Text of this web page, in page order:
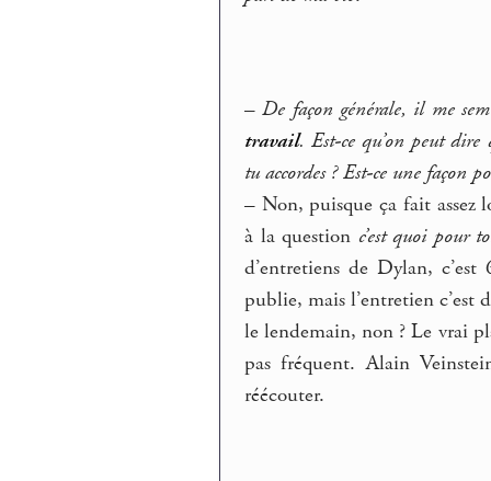
– De façon générale, il me
travail. Est-ce qu’on peut
tu accordes ? Est-ce une
– Non, puisque ça fait assez
à la question c’est quoi pour
d’entretiens de Dylan,
publie, mais l’entretien c’est
le lendemain, non ? Le vrai
pas fréquent. Alain
réécouter.